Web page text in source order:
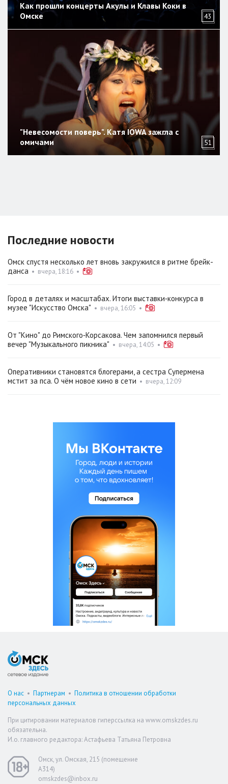
Как прошли концерты Акулы и Клавы Коки в
Омске
43
"Невесомости поверь". Катя IOWA зажгла с
омичами
51
Последние новости
Омск спустя несколько лет вновь закружился в ритме брейк-
данса • вчера, 18:16 •
Город в деталях и масштабах. Итоги выставки‑конкурса в
музее "Искусство Омска" • вчера, 16:05 •
От "Кино" до Римского‑Корсакова. Чем запомнился первый
вечер "Музыкального пикника" • вчера, 14:05 •
Оперативники становятся блогерами, а сестра Супермена
мстит за пса. О чём новое кино в сети • вчера, 12:09
О нас • Партнерам • Политика в отношении обработки
персональных данных
При цитировании материалов гиперссылка на www.omskzdes.ru
обязательна.
И.о. главного редактора: Астафьева Татьяна Петровна
Омск, ул. Омская, 215 (помещение
А314)
omskzdes@inbox.ru